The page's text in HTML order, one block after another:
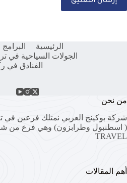
الرئيسية
الجولات السياحية في
الفنادق في
من نحن
شركة بوكينج العربي نمتلك فرعين في
( اسطنبول وطرابزون) وهي فرع من
TRAVEL
أهم المقالات